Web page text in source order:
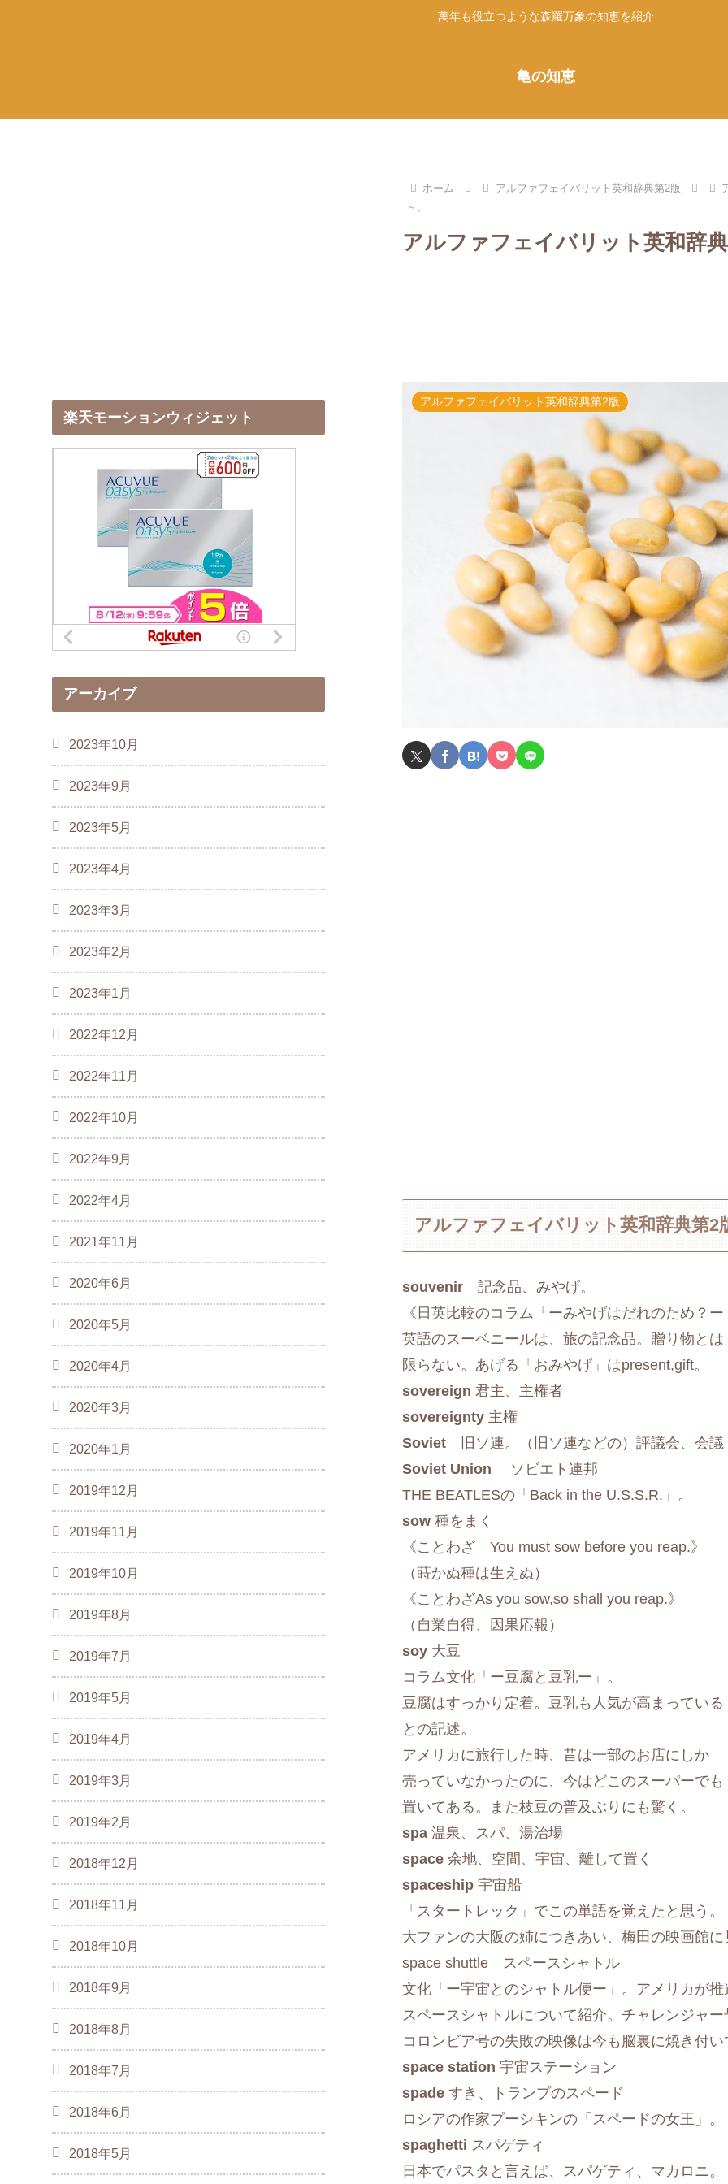
萬年も役立つような森羅万象の知恵を紹介
亀の知恵
ホーム アルファフェイバリット英和辞典第2版
～。
アルファフェイバリット英和辞
アルファフェイバリット英和辞典第2版
アルファフェイバリット英和辞典第2
souvenir 記念品、みやげ。
《日英比較のコラム「ーみやげはだれのため？ー
英語のスーベニールは、旅の記念品。贈り物とは
限らない。あげる「おみやげ」はpresent,gift。
sovereign 君主、主権者
sovereignty 主権
Soviet 旧ソ連。（旧ソ連などの）評議会、会議
Soviet Union ソビエト連邦
THE BEATLESの「Back in the U.S.S.R.」。
sow 種をまく
《ことわざ You must sow before you reap.》
（蒔かぬ種は生えぬ）
《ことわざAs you sow,so shall you reap.》
（自業自得、因果応報）
soy 大豆
コラム文化「ー豆腐と豆乳ー」。
豆腐はすっかり定着。豆乳も人気が高まっている
との記述。
アメリカに旅行した時、昔は一部のお店にしか
売っていなかったのに、今はどこのスーパーでも
置いてある。また枝豆の普及ぶりにも驚く。
spa 温泉、スパ、湯治場
space 余地、空間、宇宙、離して置く
spaceship 宇宙船
「スタートレック」でこの単語を覚えたと思う。
大ファンの大阪の姉につきあい、梅田の映画館に
space shuttle スペースシャトル
文化「ー宇宙とのシャトル便ー」。アメリカが推
スペースシャトルについて紹介。チャレンジャー
コロンビア号の失敗の映像は今も脳裏に焼き付い
space station 宇宙ステーション
spade すき、トランプのスペード
ロシアの作家プーシキンの「スペードの女王」。
spaghetti スパゲティ
日本でパスタと言えば、スパゲティ、マカロニ。
楽天モーションウィジェット
アーカイブ
2023年10月
2023年9月
2023年5月
2023年4月
2023年3月
2023年2月
2023年1月
2022年12月
2022年11月
2022年10月
2022年9月
2022年4月
2021年11月
2020年6月
2020年5月
2020年4月
2020年3月
2020年1月
2019年12月
2019年11月
2019年10月
2019年8月
2019年7月
2019年5月
2019年4月
2019年3月
2019年2月
2018年12月
2018年11月
2018年10月
2018年9月
2018年8月
2018年7月
2018年6月
2018年5月